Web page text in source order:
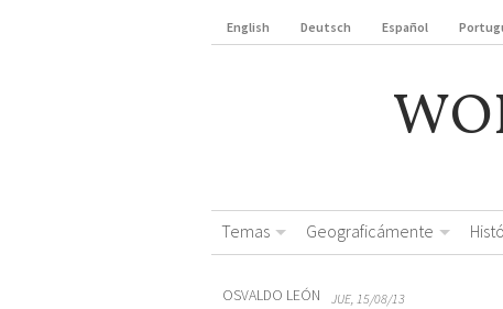
English Deutsch Español
Temas Geograficámente
OSVALDO LEÓN JUE, 15/08/13